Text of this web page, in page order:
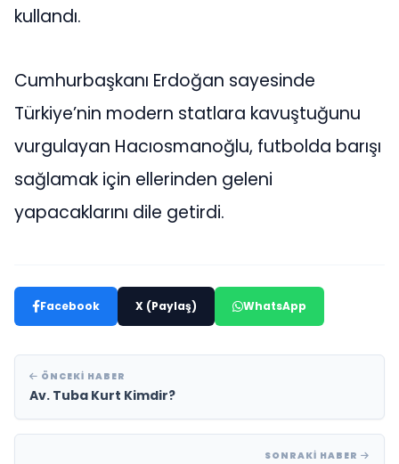
kullandı.
Cumhurbaşkanı Erdoğan sayesinde
Türkiye’nin modern statlara kavuştuğunu
vurgulayan Hacıosmanoğlu, futbolda barışı
sağlamak için ellerinden geleni
yapacaklarını dile getirdi.
Facebook X (Paylaş) WhatsApp
ÖNCEKI HABER
Av. Tuba Kurt Kimdir?
SONRAKI HABER